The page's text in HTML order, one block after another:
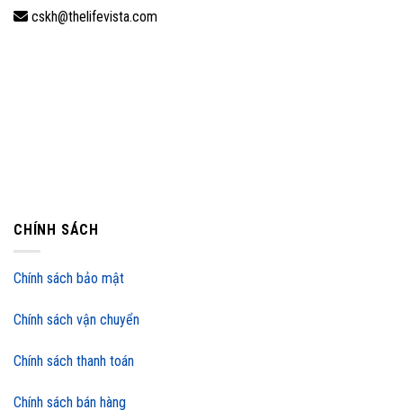
cskh@thelifevista.com
CHÍNH SÁCH
Chính sách bảo mật
Chính sách vận chuyển
Chính sách thanh toán
Chính sách bán hàng